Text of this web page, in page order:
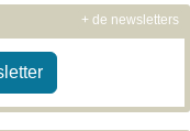
+ de newsletters